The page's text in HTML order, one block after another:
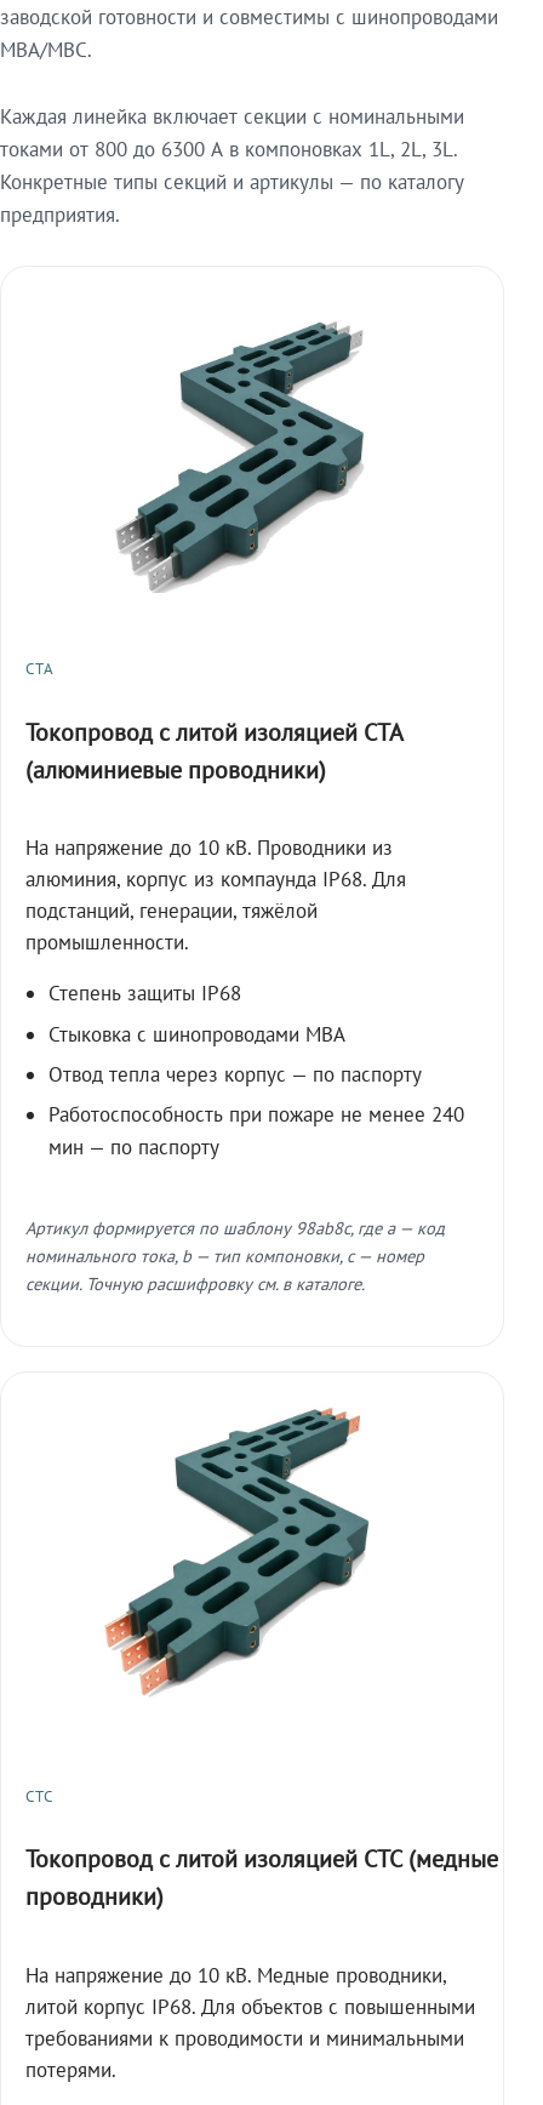
заводской готовности и совместимы с шинопроводами
МВА/МВС.
Каждая линейка включает секции с номинальными
токами от 800 до 6300 А в компоновках 1L, 2L, 3L.
Конкретные типы секций и артикулы — по каталогу
предприятия.
СТА
Токопровод с литой изоляцией СТА
(алюминиевые проводники)
На напряжение до 10 кВ. Проводники из
алюминия, корпус из компаунда IP68. Для
подстанций, генерации, тяжёлой
промышленности.
Степень защиты IP68
Стыковка с шинопроводами МВА
Отвод тепла через корпус — по паспорту
Работоспособность при пожаре не менее 240
мин — по паспорту
Артикул формируется по шаблону 98ab8c, где a — код
номинального тока, b — тип компоновки, c — номер
секции. Точную расшифровку см. в каталоге.
СТС
Токопровод с литой изоляцией СТС (медные
проводники)
На напряжение до 10 кВ. Медные проводники,
литой корпус IP68. Для объектов с повышенными
требованиями к проводимости и минимальными
потерями.